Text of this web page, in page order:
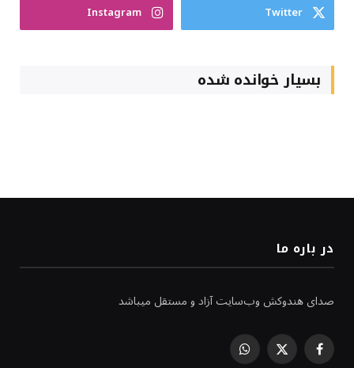
Twitter
Instagram
بسیار خوانده شده
در باره ما
صدای هندوکش وب‌سایت آزاد و مستقل میباشد
Facebook
X
WhatsApp